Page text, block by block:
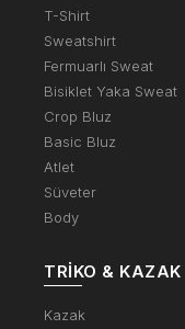
T-Shirt
Sweatshirt
Fermuarlı Sweat
Bisiklet Yaka Sweat
Crop Bluz
Basic Bluz
Atlet
Süveter
Body
TRIKO & KAZAK
Kazak